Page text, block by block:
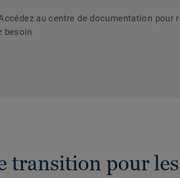
au centre de documentation
besoin
transition pour